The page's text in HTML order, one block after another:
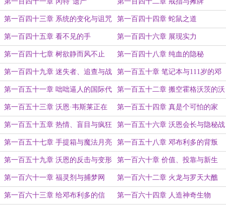
第一百四十三章 系统的变化与诅咒 第一百四十四章 蛇鼠之道
第一百四十五章 看不见的手 第一百四十六章 展现实力
第一百四十七章 树欲静而风不止 第一百四十八章 纯血的隐秘
第一百四十九章 迷失者、追查与战
斗
第一百五十章 笔记本与111岁的邓
布利多
第一百五十一章 咄咄逼人的国际代
表团
第一百五十二章 搬空霍格沃茨的沃
恩
第一百五十三章 沃恩·韦斯莱正在
改变这个世界！
第一百五十四章 真是个可怕的家
伙！
第一百五十五章 热情、盲目与疯狂 第一百五十六章 沃恩会长与隐秘战
争
第一百五十七章 手提箱与魔法月亮 第一百五十八章 邓布利多的背叛
第一百五十九章 沃恩的反击与变形
术
第一百六十章 价值、投靠与新生
第一百六十一章 福灵剂与捕梦网 第一百六十二章 火龙与罗天大醮
第一百六十三章 给邓布利多的信 第一百六十四章 人造神奇生物